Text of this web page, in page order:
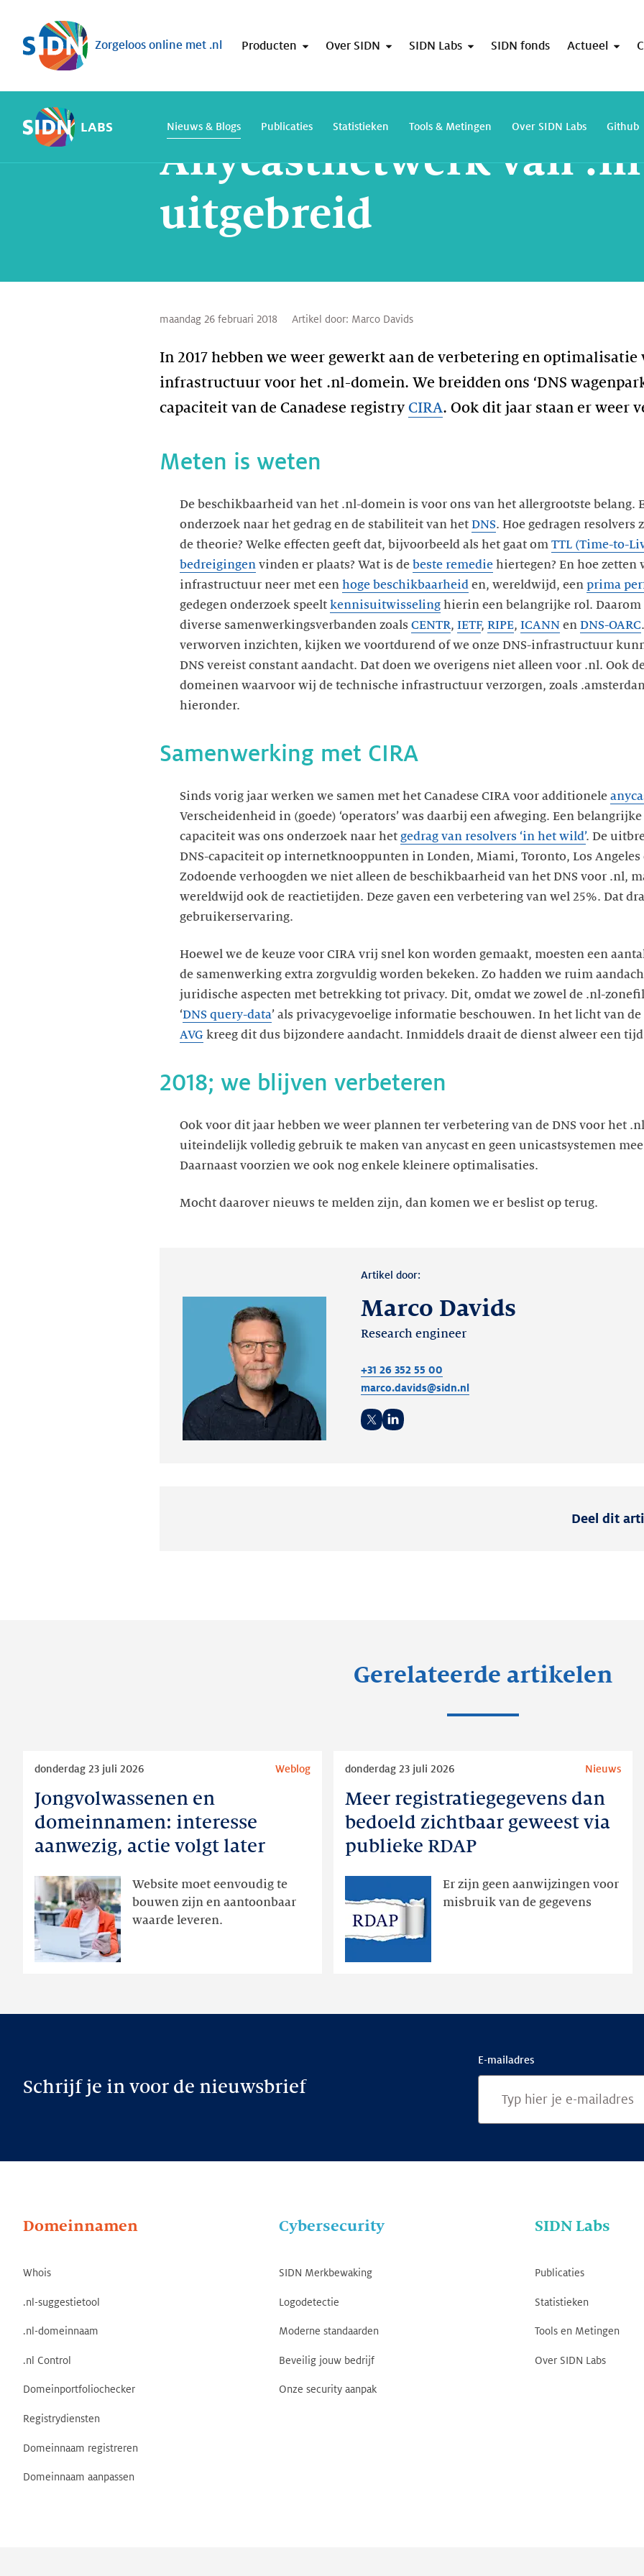
Sla navigatie over
Zorgeloos online met .nl Producten Over SIDN SIDN Labs SIDN fonds Actueel
LABS Nieuws & Blogs Publicaties Statistieken Tools & Metingen Over SIDN Labs Github
Anycastnetwerk van
uitgebreid
maandag 26 februari 2018 Artikel door: Marco Davids
In 2017 hebben we weer gewerkt aan de verbetering en optimalisatie
infrastructuur voor het .nl-domein. We breidden ons ‘DNS
capaciteit van de Canadese registryCIRA. Ook dit jaar staan er weer
Meten is weten
De beschikbaarheid van het .nl-domein is voor ons van het allergrootste belang.
onderzoek naar het gedrag en de stabiliteit van het DNS. Hoe gedragen
de theorie? Welke effecten geeft dat, bijvoorbeeld als het gaat om TTL (Time-to-
bedreigingen vinden er plaats? Wat is de beste remedie hiertegen? En hoe zetten
infrastructuur neer met een hoge beschikbaarheid en, wereldwijd, een prima
gedegen onderzoek speelt kennisuitwisseling hierin een belangrijke rol.
diverse samenwerkingsverbanden zoals CENTR, IETF, RIPE, ICANN en DNS-OARC
verworven inzichten, kijken we voortdurend of we onze DNS-infrastructuur
DNS vereist constant aandacht. Dat doen we overigens niet alleen voor .nl. Ook
domeinen waarvoor wij de technische infrastructuur verzorgen, zoals
hieronder.
Samenwerking met CIRA
Sinds vorig jaar werken we samen met het Canadese CIRA voor additionele
Verscheidenheid in (goede) ‘operators’ was daarbij een afweging. Een
capaciteit was ons onderzoek naar het gedrag van resolvers ‘in het wild’. De
DNS-capaciteit op internetknooppunten in Londen, Miami, Toronto, Los Angeles
Zodoende verhoogden we niet alleen de beschikbaarheid van het DNS voor .nl,
wereldwijd ook de reactietijden. Deze gaven een verbetering van wel 25%. Dat
gebruikerservaring.
Hoewel we de keuze voor CIRA vrij snel kon worden gemaakt, moesten een
de samenwerking extra zorgvuldig worden bekeken. Zo hadden we ruim
juridische aspecten met betrekking tot privacy. Dit, omdat we zowel de .nl-
‘DNS query-data’ als privacygevoelige informatie beschouwen. In het licht van
AVG kreeg dit dus bijzondere aandacht. Inmiddels draait de dienst alweer een
2018; we blijven verbeteren
Ook voor dit jaar hebben we weer plannen ter verbetering van de DNS voor het
uiteindelijk volledig gebruik te maken van anycast en geen unicastsystemen
Daarnaast voorzien we ook nog enkele kleinere optimalisaties.
Mocht daarover nieuws te melden zijn, dan komen we er beslist op terug.
Artikel door:
Marco Davids
Research engineer
+31 26 352 55 00
marco.davids@sidn.nl
Deel dit
Gerelateerde artikelen
Jongvolwassenen en
domeinnamen: interesse
aanwezig, actie volgt later
donderdag 23 juli 2026 Weblog
Website moet eenvoudig te
bouwen zijn en aantoonbaar
waarde leveren.
Jongvolwassenen
domeinnamen:
interesse
volgt
later
Meer registratiegegevens dan
bedoeld zichtbaar geweest via
publieke RDAP
donderdag 23 juli 2026 Nieuws
Er zijn geen aanwijzingen voor
misbruik van de gegevens
Meer
registratiegegevens
dan
bedoeld
via
publieke
RDAP
Schrijf je in voor de nieuwsbrief
E-mailadres
Domeinnamen
Whois
.nl-suggestietool
.nl-domeinnaam
.nl Control
Domeinportfoliochecker
Registrydiensten
Domeinnaam registreren
Domeinnaam aanpassen
Cybersecurity
SIDN Merkbewaking
Logodetectie
Moderne standaarden
Beveilig jouw bedrijf
Onze security aanpak
SIDN Labs
Publicaties
Statistieken
Tools en Metingen
Over SIDN Labs